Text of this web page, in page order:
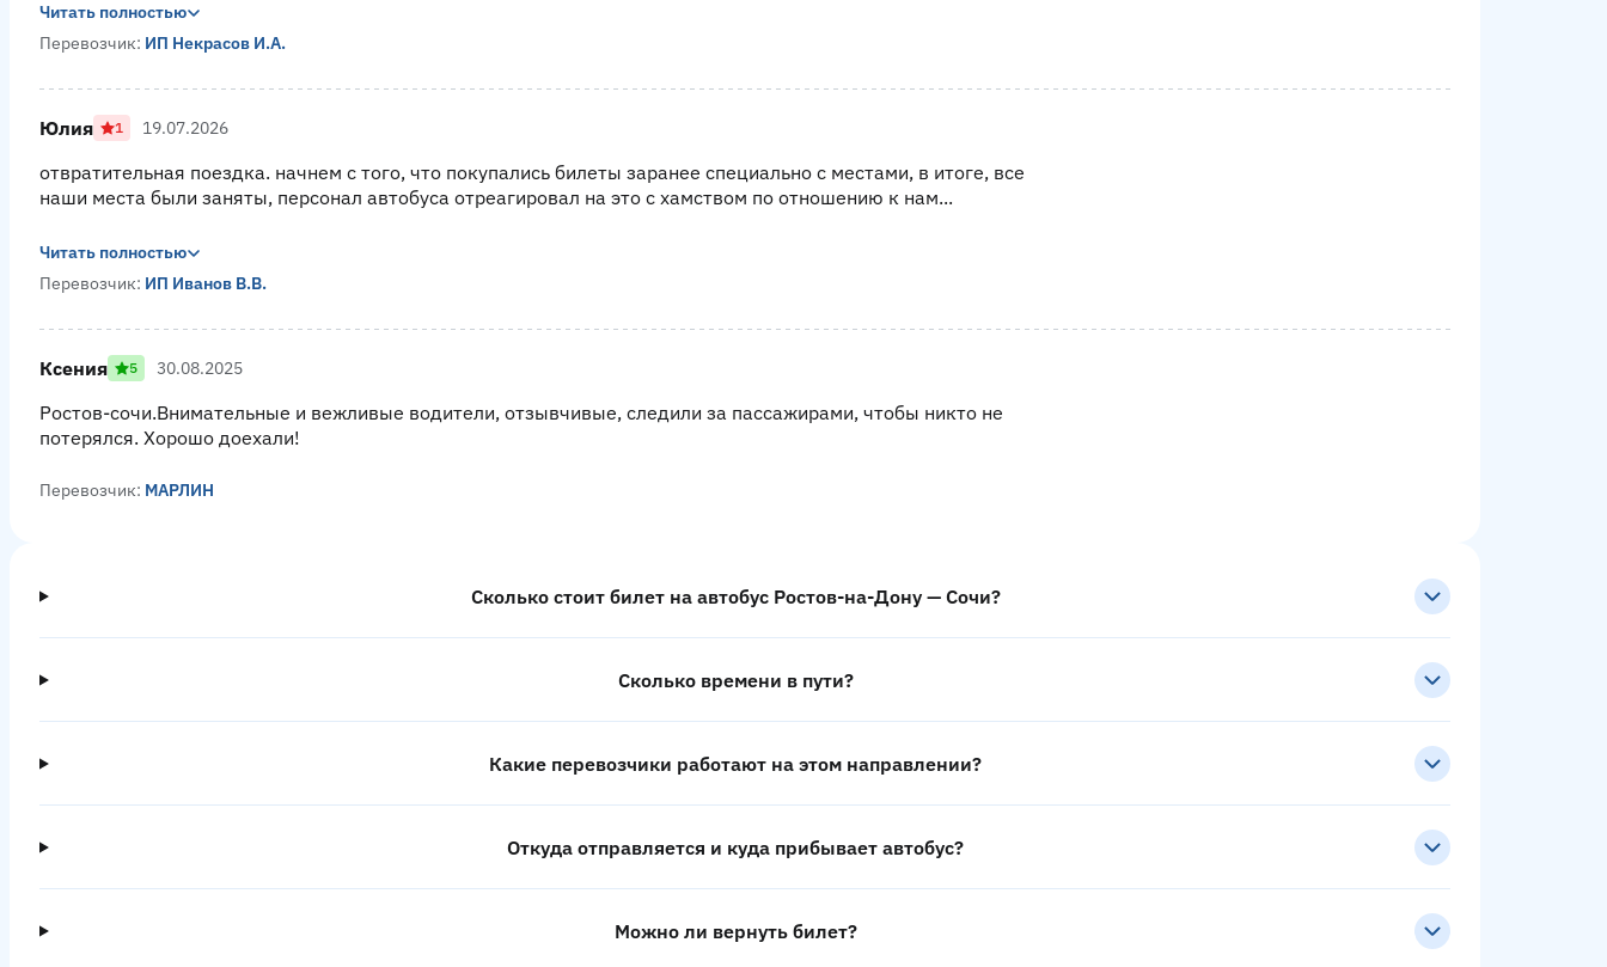
Читать полностью
Перевозчик: ИП Некрасов И.А.
Юлия 19.07.2026
1
отвратительная поездка. начнем с того, что покупались билеты заранее специально с местами, в итоге, все
наши места были заняты, персонал автобуса отреагировал на это с хамством по отношению к нам...
Читать полностью
Перевозчик: ИП Иванов В.В.
Ксения 30.08.2025
5
Ростов-сочи.Внимательные и вежливые водители, отзывчивые, следили за пассажирами, чтобы никто не
потерялся. Хорошо доехали!
Перевозчик: МАРЛИН
Сколько стоит билет на автобус Ростов-на-Дону — Сочи?
Сколько времени в пути?
Какие перевозчики работают на этом направлении?
Откуда отправляется и куда прибывает автобус?
Можно ли вернуть билет?